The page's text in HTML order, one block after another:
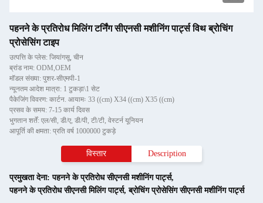
पहनने के प्रतिरोध मिलिंग टर्निंग सीएनसी मशीनिंग पार्ट्स विथ ब्रोचिंग
प्रोसेसिंग टाइप
उत्पत्ति के प्लेस: जियांगसू, चीन
ब्रांड नाम: ODM,OEM
मॉडल संख्या: पुशर-सीएमपी-1
न्यूनतम आदेश मात्रा: 1 टुकड़ा\1 सेट
पैकेजिंग विवरण: कार्टन. आयामः 33 ((cm) X34 ((cm) X35 ((cm)
प्रसव के समय: 7-15 कार्य दिवस
भुगतान शर्तें: एल/सी, डी/ए, डी/पी, टी/टी, वेस्टर्न यूनियन
आपूर्ति की क्षमता: प्रति वर्ष 1000000 टुकड़े
विस्तार Description
प्रमुखता देना:पहनने के प्रतिरोध सीएनसी मशीनिंग पार्ट्स,
पहनने के प्रतिरोध सीएनसी मिलिंग पार्ट्स,ब्रोचिंग प्रोसेसिंग सीएनसी मशीनिंग पार्ट्स